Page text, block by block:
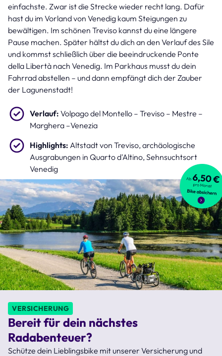
einfachste. Zwar ist die Strecke wieder recht lang. Dafür
hast du im Vorland von Venedig kaum Steigungen zu
bewältigen. Im schönen Treviso kannst du eine längere
Pause machen. Später hältst du dich an den Verlauf des Sile
und kommst schließlich über die beeindruckende Ponte
della Libertà nach Venedig. Im Parkhaus musst du dein
Fahrrad abstellen – und dann empfängt dich der Zauber
der Lagunenstadt!
Verlauf: Volpago del Montello – Treviso – Mestre –
Marghera –Venezia
Highlights: Altstadt von Treviso, archäologische
Ausgrabungen in Quarto d'Altino, Sehnsuchtsort
Venedig
VERSICHERUNG
Bereit für dein nächstes
Radabenteuer?
Schütze dein Lieblingsbike mit unserer Versicherung und